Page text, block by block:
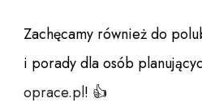
Zachęcamy również do
i porady dla osób
oprace.pl! 👍